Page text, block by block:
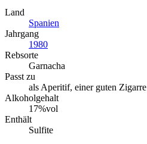
Land
Spanien
Jahrgang
1980
Rebsorte
Garnacha
Passt zu
als Aperitif, einer guten Zigarre
Alkoholgehalt
17%vol
Enthält
Sulfite